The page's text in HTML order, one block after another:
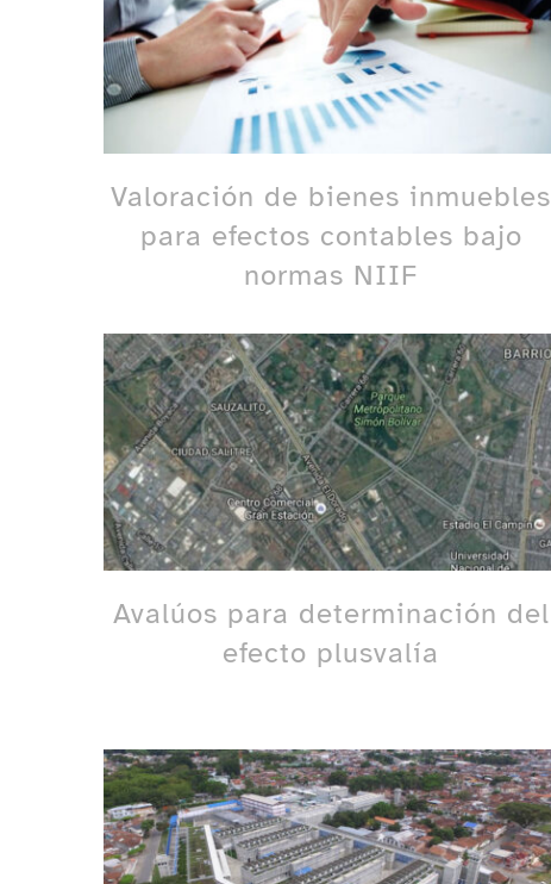
Valoración de bienes inmuebles
para efectos contables bajo
normas NIIF
Avalúos para determinación del
efecto plusvalía